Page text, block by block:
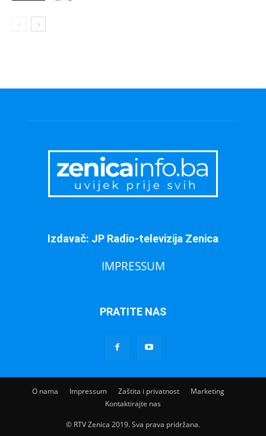
Izdavač: JP Radio-televizija Zenica
IMPRESSUM
PRATITE NAS
O nama Impressum Zaštita i privatnost
Marketing
Kontaktirajte nas
© RTV Zenica 2019. Sva prava pridržana.